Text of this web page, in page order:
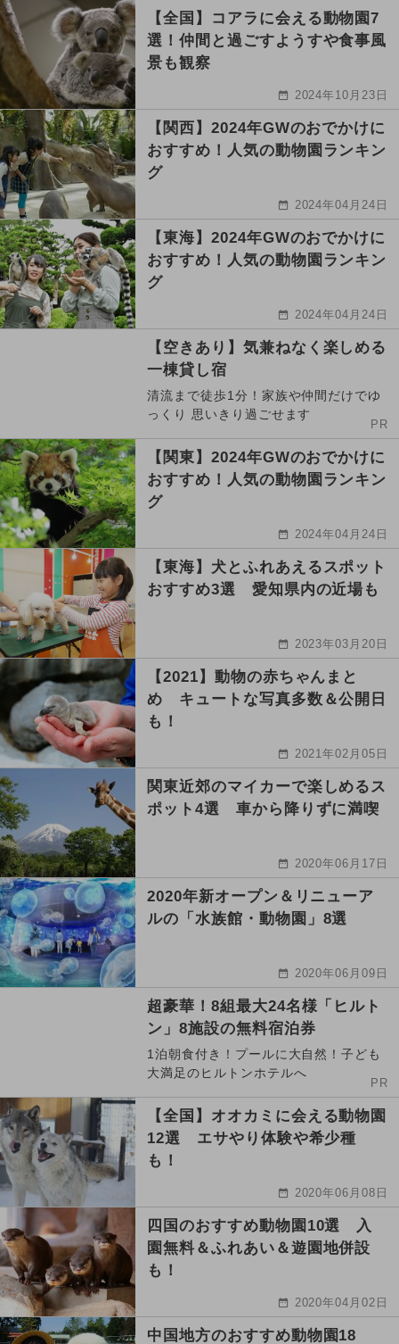
【全国】コアラに会える動物園7
選！仲間と過ごすようすや食事風
景も観察
2024年10月23日
【関西】2024年GWのおでかけに
おすすめ！人気の動物園ランキン
グ
2024年04月24日
【東海】2024年GWのおでかけに
おすすめ！人気の動物園ランキン
グ
2024年04月24日
【空きあり】気兼ねなく楽しめる
一棟貸し宿
清流まで徒歩1分！家族や仲間だけでゆ
っくり 思いきり過ごせます
PR
【関東】2024年GWのおでかけに
おすすめ！人気の動物園ランキン
グ
2024年04月24日
【東海】犬とふれあえるスポット
おすすめ3選 愛知県内の近場も
2023年03月20日
【2021】動物の赤ちゃんまと
め キュートな写真多数＆公開日
も！
2021年02月05日
関東近郊のマイカーで楽しめるス
ポット4選 車から降りずに満喫
2020年06月17日
2020年新オープン＆リニューア
ルの「水族館・動物園」8選
2020年06月09日
超豪華！8組最大24名様「ヒルト
ン」8施設の無料宿泊券
1泊朝食付き！プールに大自然！子ども
大満足のヒルトンホテルへ
PR
【全国】オオカミに会える動物園
12選 エサやり体験や希少種
も！
2020年06月08日
四国のおすすめ動物園10選 入
園無料＆ふれあい＆遊園地併設
も！
2020年04月02日
中国地方のおすすめ動物園18